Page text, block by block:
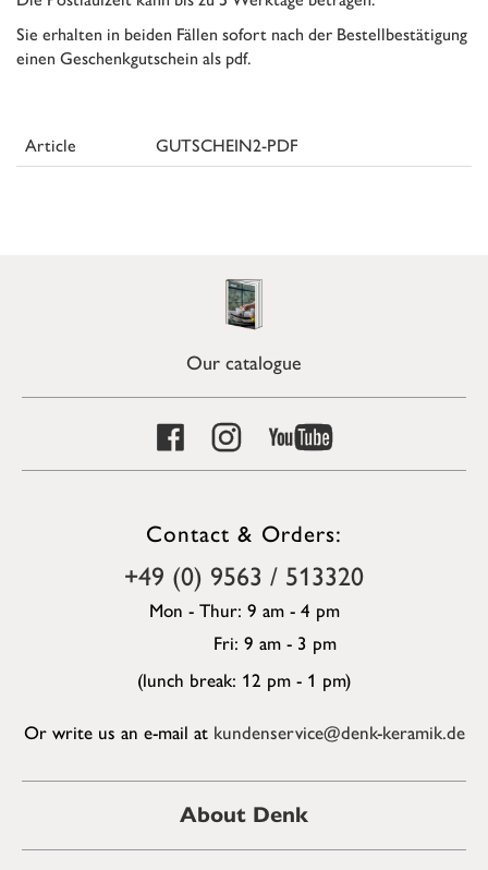
Sie erhalten in beiden Fällen sofort nach der Bestellbestätigung
einen Geschenkgutschein als pdf.
Article GUTSCHEIN2-PDF
Our catalogue
Contact & Orders:
+49 (0) 9563 / 513320
Mon - Thur: 9 am - 4 pm
Fri: 9 am - 3 pm
(lunch break: 12 pm - 1 pm)
Or write us an e-mail at kundenservice@denk-keramik.de
About Denk